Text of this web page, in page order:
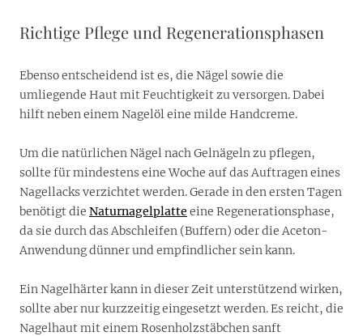
Richtige Pflege und Regenerationsphasen
Ebenso entscheidend ist es, die Nägel sowie die
umliegende Haut mit Feuchtigkeit zu versorgen. Dabei
hilft neben einem Nagelöl eine milde Handcreme.
Um die natürlichen Nägel nach Gelnägeln zu pflegen,
sollte für mindestens eine Woche auf das Auftragen eines
Nagellacks verzichtet werden. Gerade in den ersten Tagen
benötigt die Naturnagelplatte eine Regenerationsphase,
da sie durch das Abschleifen (Buffern) oder die Aceton-
Anwendung dünner und empfindlicher sein kann.
Ein Nagelhärter kann in dieser Zeit unterstützend wirken,
sollte aber nur kurzzeitig eingesetzt werden. Es reicht, die
Nagelhaut mit einem Rosenholzstäbchen sanft